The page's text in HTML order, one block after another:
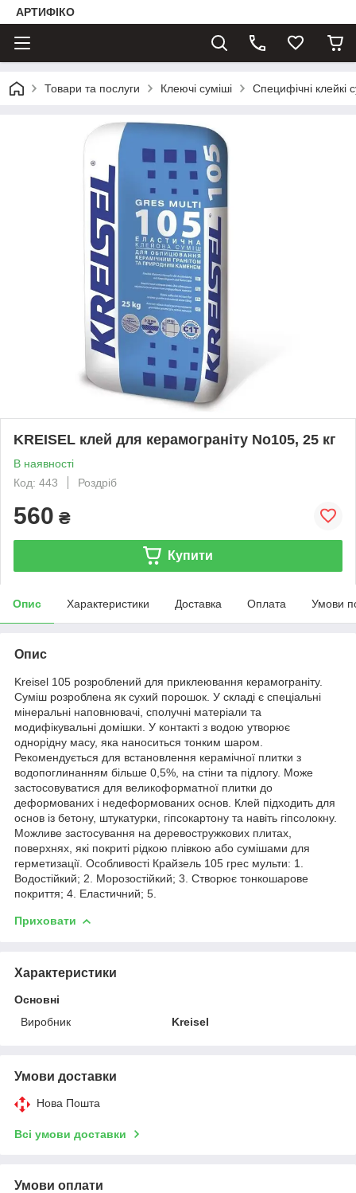
АРТИФІКО
Товари та послуги Клеючі суміші Специфічні клейкі
KREISEL клей для керамограніту No105, 25 кг
В наявності
Код: 443
Роздріб
560 ₴
Купити
Опис Характеристики Доставка Оплата Умови
Опис
Kreisel 105 розроблений для приклеювання керамограніту.
Суміш розроблена як сухий порошок. У складі є спеціальні
мінеральні наповнювачі, сполучні матеріали та
модифікувальні домішки. У контакті з водою утворює
однорідну масу, яка наноситься тонким шаром.
Рекомендується для встановлення керамічної плитки з
водопоглинанням більше 0,5%, на стіни та підлогу. Може
застосовуватися для великоформатної плитки до
деформованих і недеформованих основ. Клей підходить для
основ із бетону, штукатурки, гіпсокартону та навіть гіпсолокну.
Можливе застосування на деревостружкових плитах,
поверхнях, які покриті рідкою плівкою або сумішами для
герметизації. Особливості Крайзель 105 грес мульти: 1.
Водостійкий; 2. Морозостійкий; 3. Створює тонкошарове
покриття; 4. Еластичний; 5.
Приховати
Характеристики
Основні
Виробник
Kreisel
Умови доставки
Нова Пошта
Всі умови доставки
Умови оплати